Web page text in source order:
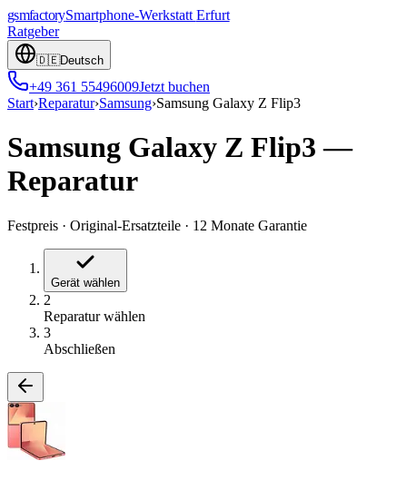
gsmfactorySmartphone-Werkstatt Erfurt
Ratgeber
🇩🇪Deutsch
+49 361 55496009Jetzt buchen
Start›Reparatur›Samsung›Samsung Galaxy Z Flip3
Samsung Galaxy Z Flip3 —
Reparatur
Festpreis · Original-Ersatzteile · 12 Monate Garantie
Gerät wählen
2
Reparatur wählen
3
Abschließen